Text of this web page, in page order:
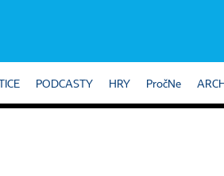
PODCASTY HRY PročNe